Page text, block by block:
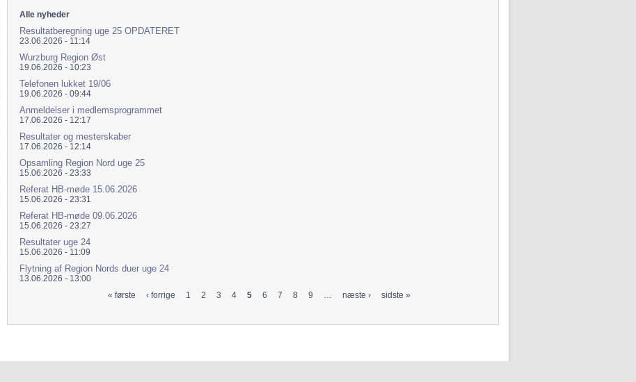
Alle nyheder
Resultatberegning uge 25 OPDATERET
23.06.2026 - 11:14
Wurzburg Region Øst
19.06.2026 - 10:23
Telefonen lukket 19/06
19.06.2026 - 09:44
Anmeldelser i medlemsprogrammet
17.06.2026 - 12:17
Resultater og mesterskaber
17.06.2026 - 12:14
Opsamling Region Nord uge 25
15.06.2026 - 23:33
Referat HB-møde 15.06.2026
15.06.2026 - 23:31
Referat HB-møde 09.06.2026
15.06.2026 - 23:27
Resultater uge 24
15.06.2026 - 11:09
Flytning af Region Nords duer uge 24
13.06.2026 - 13:00
« første ‹ forrige 1 2 3 4 5 6 7 8 9 … næste › sidste »